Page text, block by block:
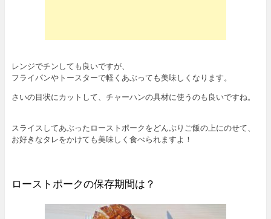
レンジでチンしても良いですが、
フライパンやトースターで軽くあぶっても美味しくなります。
さいの目状にカットして、チャーハンの具材に使うのも良いですね。
スライスしてあぶったローストポークをどんぶりご飯の上にのせて、
お好きなタレをかけても美味しく食べられますよ！
ローストポークの保存期間は？